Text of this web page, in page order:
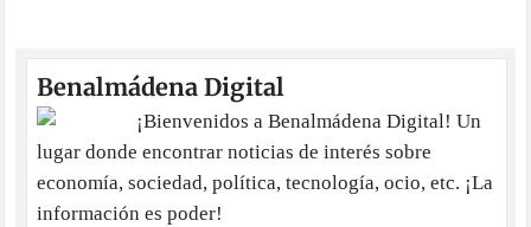
Benalmádena Digital
¡Bienvenidos a Benalmádena Digital! Un
lugar donde encontrar noticias de interés sobre
economía, sociedad, política, tecnología, ocio, etc. ¡La
información es poder!